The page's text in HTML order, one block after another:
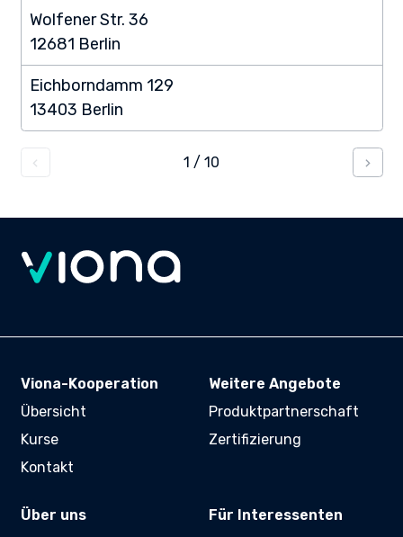
Wolfener Str. 36
12681 Berlin
Eichborndamm 129
13403 Berlin
1 / 10
Viona-Kooperation
Übersicht
Kurse
Kontakt
Weitere Angebote
Produktpartnerschaft
Zertifizierung
Über uns
Für Interessenten